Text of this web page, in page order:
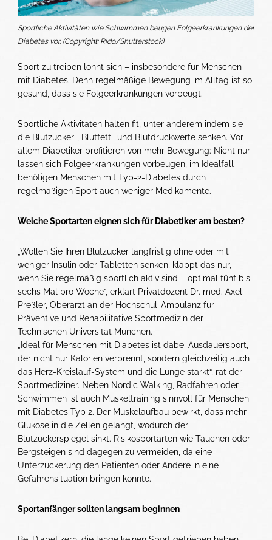
Sportliche Aktivitäten wie Schwimmen beugen Folgeerkrankungen der
Diabetes vor. (Copyright: Rido/Shutterstock)
Sport zu treiben lohnt sich – insbesondere für Menschen
mit Diabetes. Denn regelmäßige Bewegung im Alltag ist so
gesund, dass sie Folgeerkrankungen vorbeugt.
Sportliche Aktivitäten halten fit, unter anderem indem sie
die Blutzucker-, Blutfett- und Blutdruckwerte senken. Vor
allem Diabetiker profitieren von mehr Bewegung: Nicht nur
lassen sich Folgeerkrankungen vorbeugen, im Idealfall
benötigen Menschen mit Typ-2-Diabetes durch
regelmäßigen Sport auch weniger Medikamente.
Welche Sportarten eignen sich für Diabetiker am besten?
„Wollen Sie Ihren Blutzucker langfristig ohne oder mit
weniger Insulin oder Tabletten senken, klappt das nur,
wenn Sie regelmäßig sportlich aktiv sind – optimal fünf bis
sechs Mal pro Woche“, erklärt Privatdozent Dr. med. Axel
Preßler, Oberarzt an der Hochschul-Ambulanz für
Präventive und Rehabilitative Sportmedizin der
Technischen Universität München.
„Ideal für Menschen mit Diabetes ist dabei Ausdauersport,
der nicht nur Kalorien verbrennt, sondern gleichzeitig auch
das Herz-Kreislauf-System und die Lunge stärkt“, rät der
Sportmediziner. Neben Nordic Walking, Radfahren oder
Schwimmen ist auch Muskeltraining sinnvoll für Menschen
mit Diabetes Typ 2. Der Muskelaufbau bewirkt, dass mehr
Glukose in die Zellen gelangt, wodurch der
Blutzuckerspiegel sinkt. Risikosportarten wie Tauchen oder
Bergsteigen sind dagegen zu vermeiden, da eine
Unterzuckerung den Patienten oder Andere in eine
Gefahrensituation bringen könnte.
Sportanfänger sollten langsam beginnen